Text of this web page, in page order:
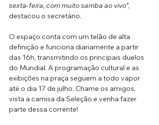
sexta-feira, com muito samba ao vivo”,
destacou o secretário.
O espaço conta com um telão de alta
definição e funciona diariamente a partir
das 16h, transmitindo os principais duelos
do Mundial. A programação cultural e as
exibições na praça seguem a todo vapor
até o dia 17 de julho. Chame os amigos,
vista a camisa da Seleção e venha fazer
parte dessa corrente!